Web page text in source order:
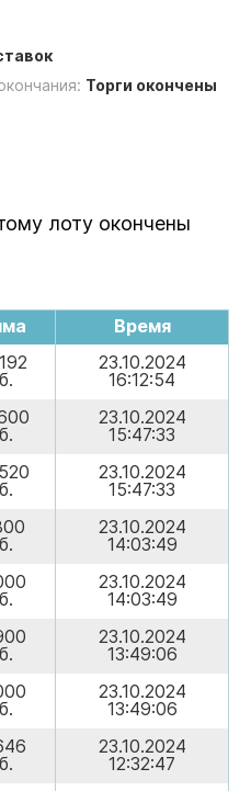
Торги окончены
лоту окончены
Время
23.10.2024
16:12:54
23.10.2024
15:47:33
23.10.2024
15:47:33
23.10.2024
14:03:49
23.10.2024
14:03:49
23.10.2024
13:49:06
23.10.2024
13:49:06
23.10.2024
12:32:47